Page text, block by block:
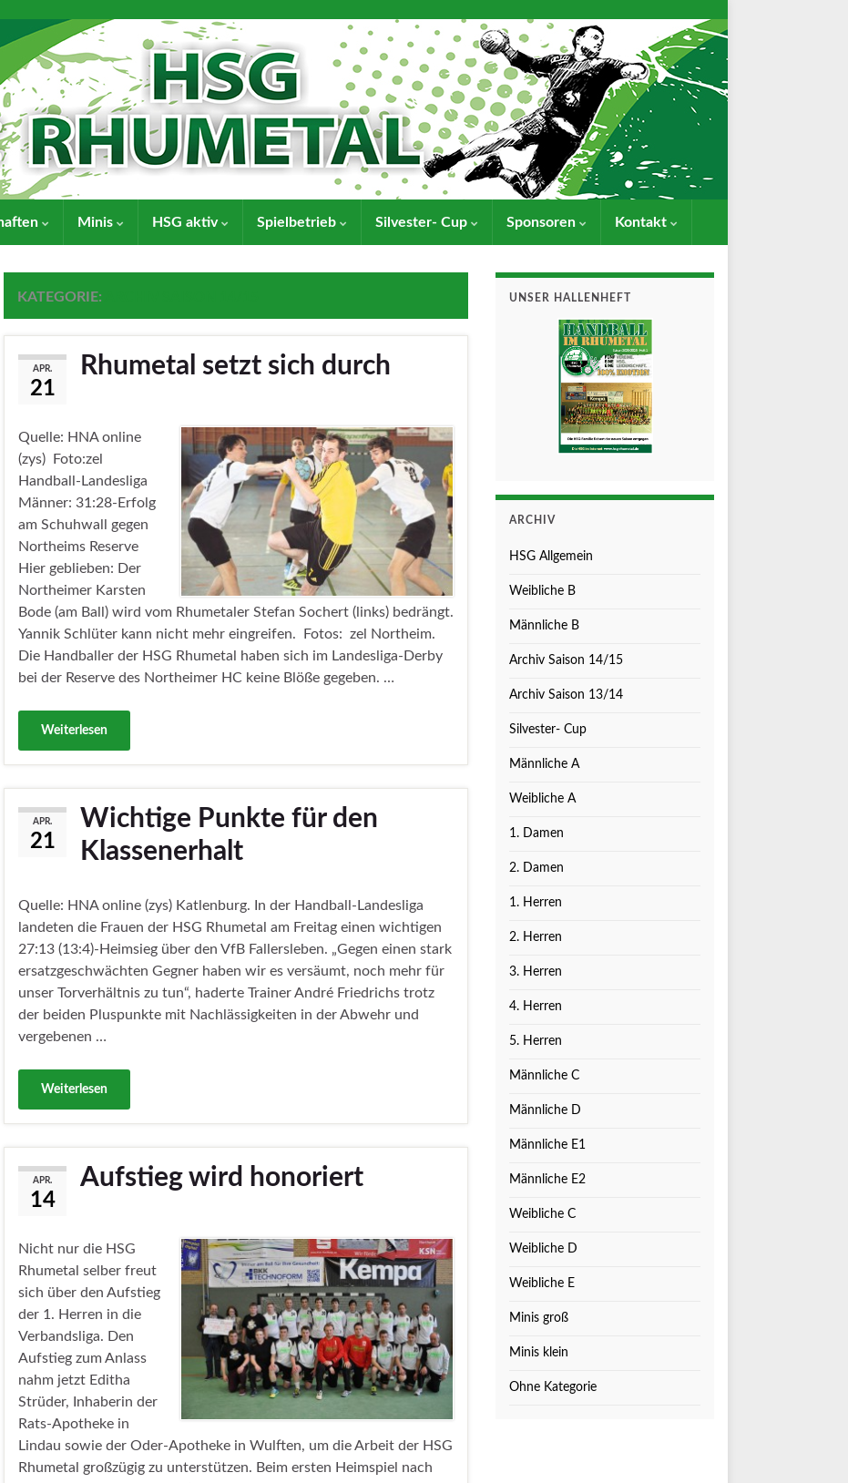
Minis HSG aktiv Spielbetrieb Silvester- Cup Sponsoren Kontakt
KATEGORIE:
APR.
21
Rhumetal setzt sich durch
Quelle: HNA online
(zys) Foto:zel
Handball-Landesliga
Männer: 31:28-Erfolg
am Schuhwall gegen
Northeims Reserve
Hier geblieben: Der
Northeimer Karsten
Bode (am Ball) wird vom Rhumetaler Stefan Sochert (links) bedrängt.
Yannik Schlüter kann nicht mehr eingreifen. Fotos: zel Northeim.
Die Handballer der HSG Rhumetal haben sich im Landesliga-Derby
bei der Reserve des Northeimer HC keine Blöße gegeben. …
Weiterlesen
APR.
21
Wichtige Punkte für den
Klassenerhalt
Quelle: HNA online (zys) Katlenburg. In der Handball-Landesliga
landeten die Frauen der HSG Rhumetal am Freitag einen wichtigen
27:13 (13:4)-Heimsieg über den VfB Fallersleben. „Gegen einen stark
ersatzgeschwächten Gegner haben wir es versäumt, noch mehr für
unser Torverhältnis zu tun“, haderte Trainer André Friedrichs trotz
der beiden Pluspunkte mit Nachlässigkeiten in der Abwehr und
vergebenen …
Weiterlesen
APR.
14
Aufstieg wird honoriert
Nicht nur die HSG
Rhumetal selber freut
sich über den Aufstieg
der 1. Herren in die
Verbandsliga. Den
Aufstieg zum Anlass
nahm jetzt Editha
Strüder, Inhaberin der
Rats-Apotheke in
Lindau sowie der Oder-Apotheke in Wulften, um die Arbeit der HSG
Rhumetal großzügig zu unterstützen. Beim ersten Heimspiel nach
UNSER HALLENHEFT
ARCHIV
HSG Allgemein
Weibliche B
Männliche B
Archiv Saison 14/15
Archiv Saison 13/14
Silvester- Cup
Männliche A
Weibliche A
1. Damen
2. Damen
1. Herren
2. Herren
3. Herren
4. Herren
5. Herren
Männliche C
Männliche D
Männliche E1
Männliche E2
Weibliche C
Weibliche D
Weibliche E
Minis groß
Minis klein
Ohne Kategorie